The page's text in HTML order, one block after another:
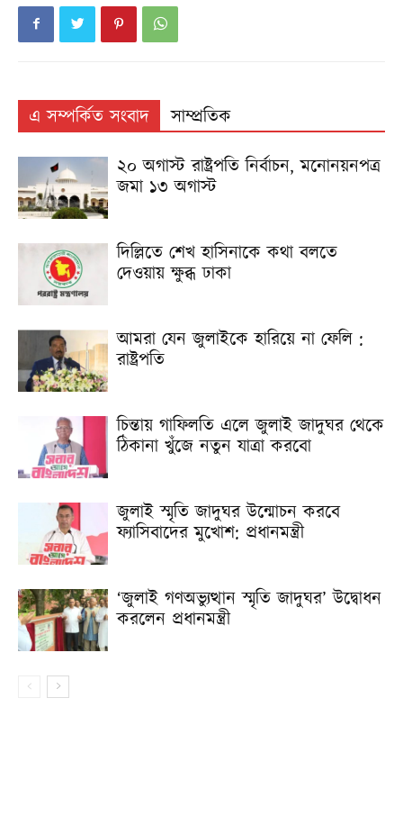
এ সম্পর্কিত সংবাদ
সাম্প্রতিক
২০ অগাস্ট রাষ্ট্রপতি নির্বাচন, মনোনয়নপত্র
জমা ১৩ অগাস্ট
দিল্লিতে শেখ হাসিনাকে কথা বলতে
দেওয়ায় ক্ষুব্ধ ঢাকা
আমরা যেন জুলাইকে হারিয়ে না ফেলি :
রাষ্ট্রপতি
চিন্তায় গাফিলতি এলে জুলাই জাদুঘর থেকে
ঠিকানা খুঁজে নতুন যাত্রা করবো
জুলাই স্মৃতি জাদুঘর উন্মোচন করবে
ফ্যাসিবাদের মুখোশ: প্রধানমন্ত্রী
‘জুলাই গণঅভ্যুত্থান স্মৃতি জাদুঘর’ উদ্বোধন
করলেন প্রধানমন্ত্রী